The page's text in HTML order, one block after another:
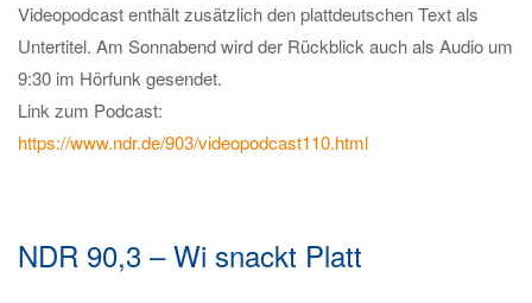
Videopodcast enthält zusätzlich den plattdeutschen Text als
Untertitel. Am Sonnabend wird der Rückblick auch als Audio um
9:30 im Hörfunk gesendet.
Link zum Podcast:
https://www.ndr.de/903/videopodcast110.html
NDR 90,3 – Wi snackt Platt